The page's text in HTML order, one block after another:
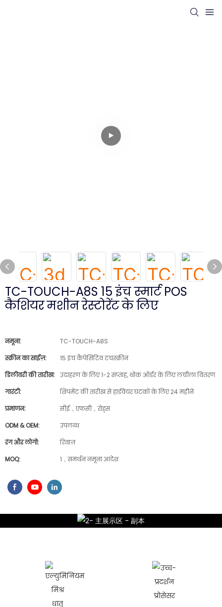
TC-TOUCH-A8S 15 इंच स्मार्ट POS
कैशियर मशीन रेस्टोरेंट के लिए
नमूना:
TC-TOUCH-A8S
स्क्रीन का साईज़:
15 इंच कैपेसिटिव टचस्क्रीन
डिलीवरी की तारीख: उदाहरण के लिए 1-2 सप्ताह, थोक ऑर्डर के लिए लचीला वितरण
गारंटी:
शिपमेंट की तारीख से हार्डवेयर घटकों के लिए 24 महीने
प्रमाणन:
सीई，एफसी，रोह्स
ODM & OEM:
उपलब्ध
रंग और लोगो:
रिवाज़
MOQ:
1，समर्थन नमूना आदेश